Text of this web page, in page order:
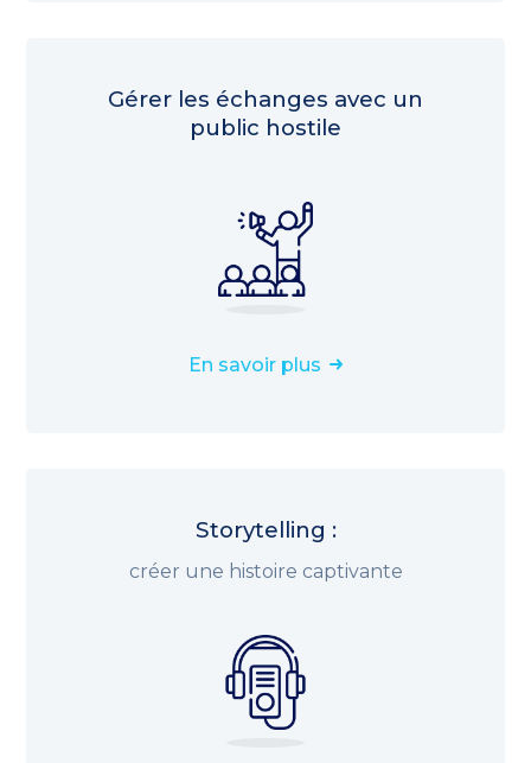
Gérer les échanges avec un
public hostile
En savoir plus
Storytelling :
créer une histoire captivante